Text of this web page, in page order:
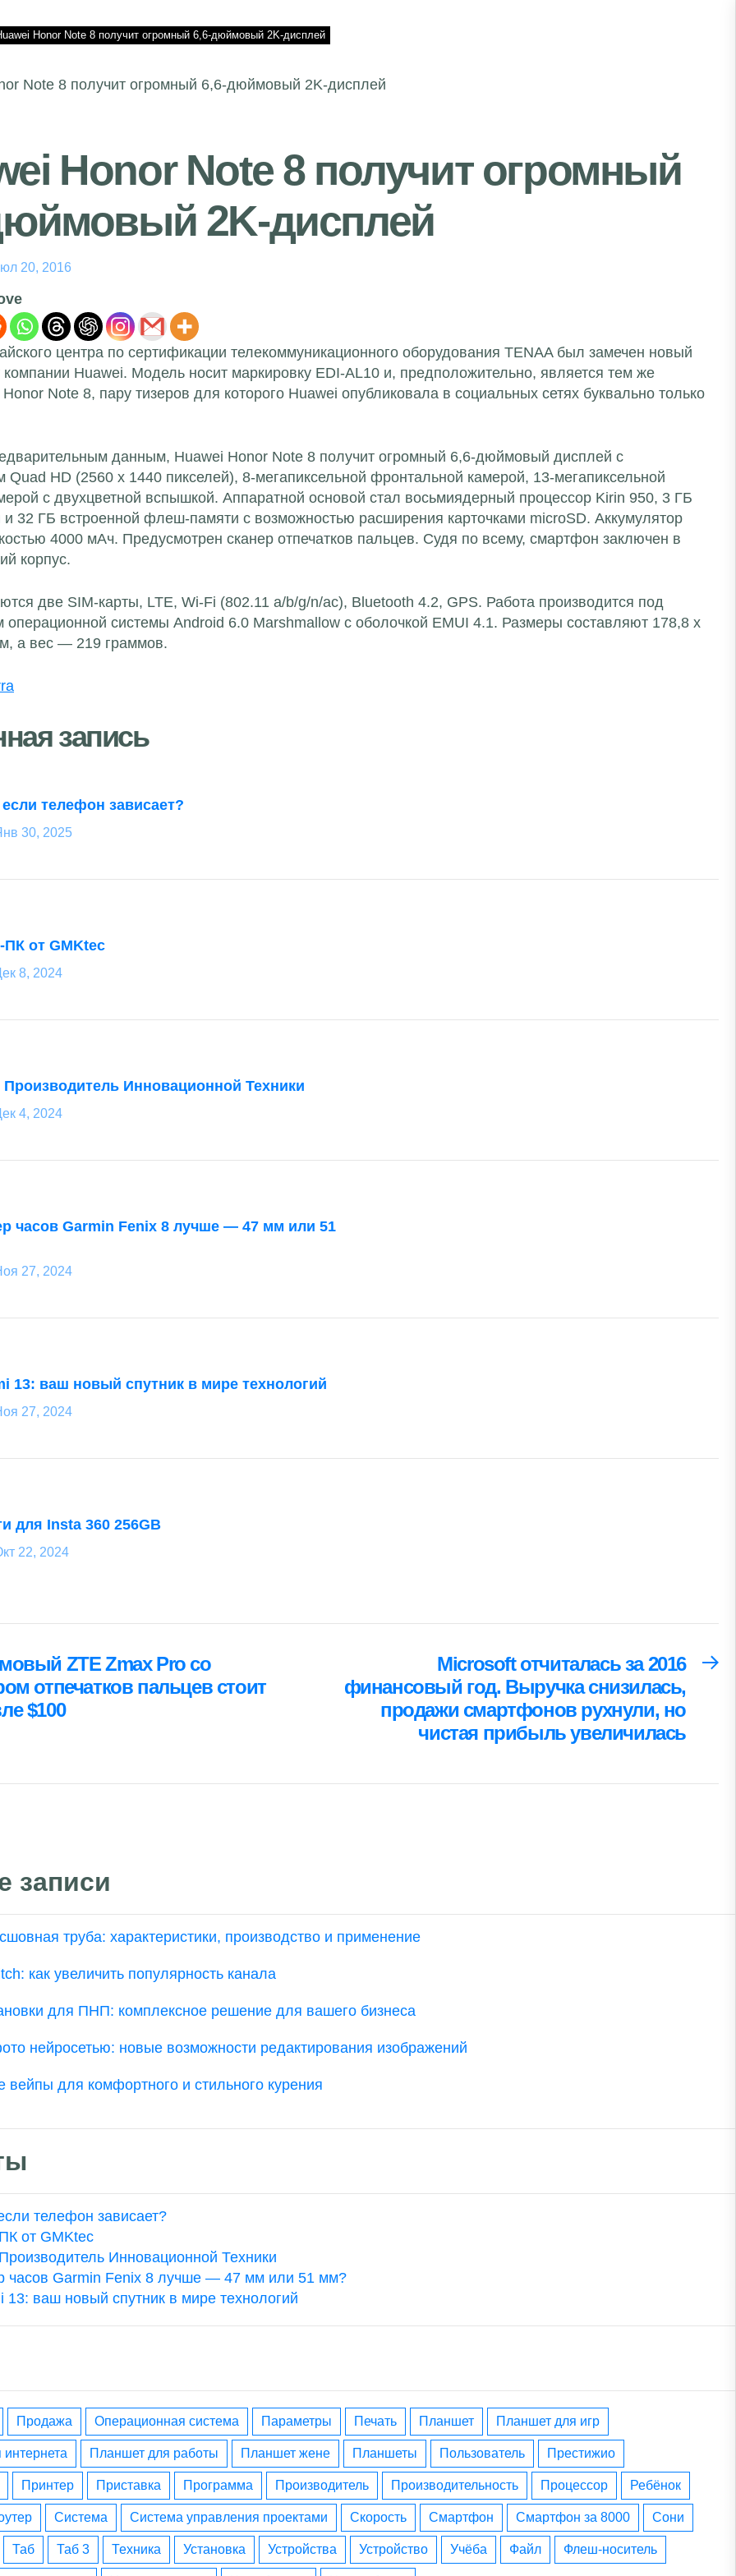
Honor Note 8 получит огромный 6,6-дюймовый 2K-дисплей
Honor Note 8 получит огромный
2K-дисплей
20, 2016
центра по сертификации телекоммуникационного оборудования TENAA был замечен новый
Huawei. Модель носит маркировку EDI-AL10 и, предположительно, является тем же
Note 8, пару тизеров для которого Huawei опубликовала в социальных сетях буквально только
данным, Huawei Honor Note 8 получит огромный 6,6-дюймовый дисплей с
Quad HD (2560 x 1440 пикселей), 8-мегапиксельной фронтальной камерой, 13-мегапиксельной
с двухцветной вспышкой. Аппаратной основой стал восьмиядерный процессор Kirin 950, 3 ГБ
и 32 ГБ встроенной флеш-памяти с возможностью расширения карточками microSD. Аккумулятор
4000 мАч. Предусмотрен сканер отпечатков пальцев. Судя по всему, смартфон заключен в
корпус.
две SIM-карты, LTE, Wi-Fi (802.11 a/b/g/n/ac), Bluetooth 4.2, GPS. Работа производится под
операционной системы Android 6.0 Marshmallow с оболочкой EMUI 4.1. Размеры составляют 178,8 х
а вес — 219 граммов.
запись
телефон зависает?
30, 2025
от GMKtec
8, 2024
Производитель Инновационной Техники
4, 2024
часов Garmin Fenix 8 лучше — 47 мм или 51
27, 2024
13: ваш новый спутник в мире технологий
27, 2024
для Insta 360 256GB
22, 2024
ZTE Zmax Pro со
отпечатков пальцев стоит
$100
Microsoft отчиталась за 2016
финансовый год. Выручка снизилась,
продажи смартфонов рухнули, но
чистая прибыль увеличилась
записи
труба: характеристики, производство и применение
как увеличить популярность канала
для ПНП: комплексное решение для вашего бизнеса
нейросетью: новые возможности редактирования изображений
вейпы для комфортного и стильного курения
телефон зависает?
от GMKtec
Инновационной Техники
часов Garmin Fenix 8 лучше — 47 мм или 51 мм?
13: ваш новый спутник в мире технологий
Продажа операционная система параметры печать планшет планшет для игр
интернета планшет для работы планшет жене планшеты пользователь престижио
принтер приставка программа производитель производительность процессор ребёнок
система система управления проектами скорость смартфон смартфон за 8000 сони
таб таб 3 техника установка устройства устройство учёба файл флеш-носитель